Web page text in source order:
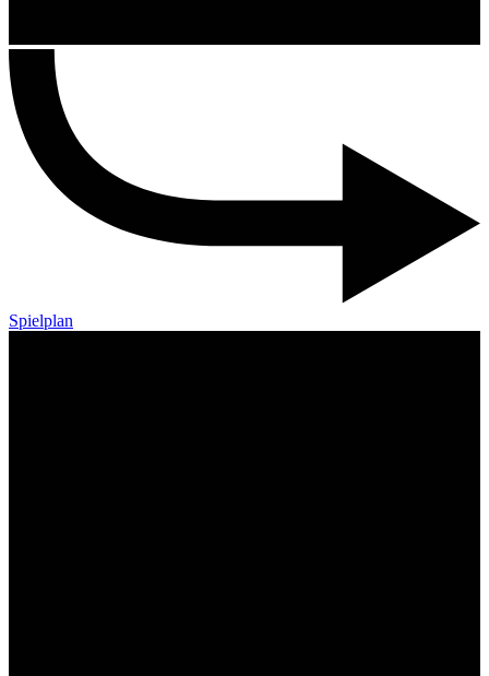
Spielplan